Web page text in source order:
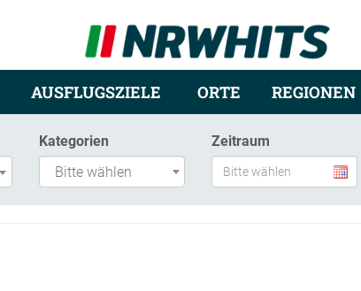
AUSFLUGSZIELE ORTE REGIONEN
Kategorien Zeitraum